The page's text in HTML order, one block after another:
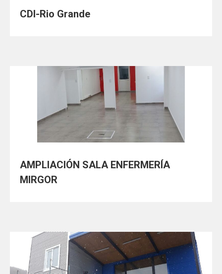
CDI-Rio Grande
AMPLIACIÓN SALA ENFERMERÍA
MIRGOR